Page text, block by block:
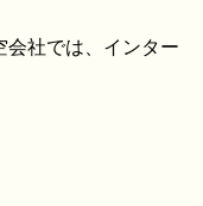
会社では、インター